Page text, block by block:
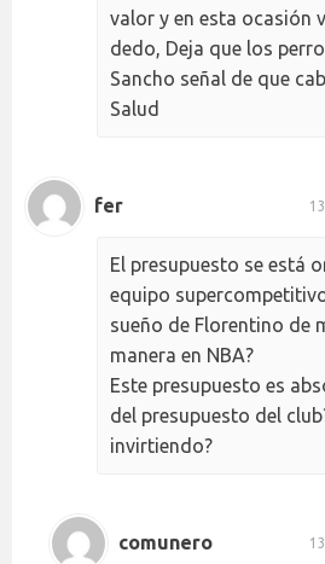
valor y en esta ocasión
dedo, Deja que los
Sancho señal de que
Salud
fer
El presupuesto se está
equipo
sueño de Florentino de
manera en NBA?
Este presupuesto es
del presupuesto del
invirtiendo?
comunero